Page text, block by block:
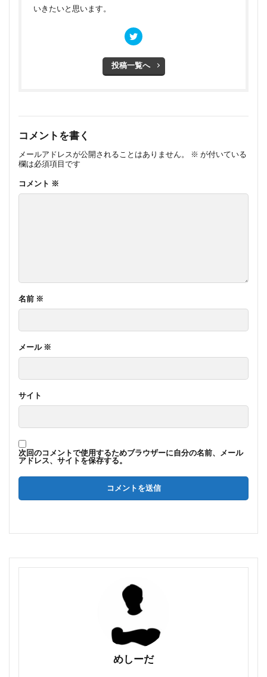
いきたいと思います。
投稿一覧へ
コメントを書く
メールアドレスが公開されることはありません。 ※ が付いている
欄は必須項目です
コメント ※
名前 ※
メール ※
サイト
次回のコメントで使用するためブラウザーに自分の名前、メール
アドレス、サイトを保存する。
めしーだ